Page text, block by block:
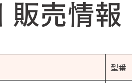
販売情報
型番